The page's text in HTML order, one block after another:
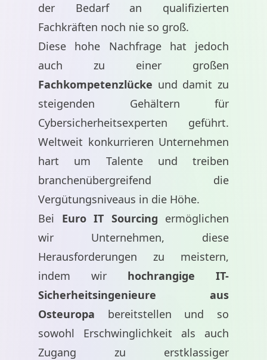
der Bedarf an qualifizierten
Fachkräften noch nie so groß.
Diese hohe Nachfrage hat jedoch
auch zu einer großen
Fachkompetenzlücke und damit zu
steigenden Gehältern für
Cybersicherheitsexperten geführt.
Weltweit konkurrieren Unternehmen
hart um Talente und treiben
branchenübergreifend die
Vergütungsniveaus in die Höhe.
Bei Euro IT Sourcing ermöglichen
wir Unternehmen, diese
Herausforderungen zu meistern,
indem wir hochrangige IT-
Sicherheitsingenieure aus
Osteuropa bereitstellen und so
sowohl Erschwinglichkeit als auch
Zugang zu erstklassiger